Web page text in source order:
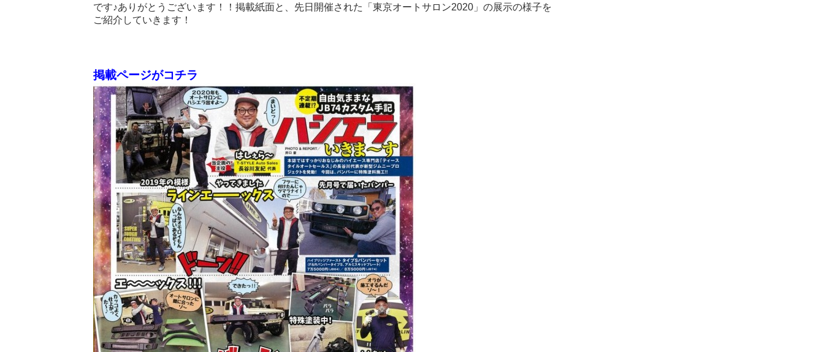
です♪ありがとうございます！！掲載紙面と、先日開催された「東京オートサロン2020」の展示の様子を
ご紹介していきます！
掲載ページがコチラ